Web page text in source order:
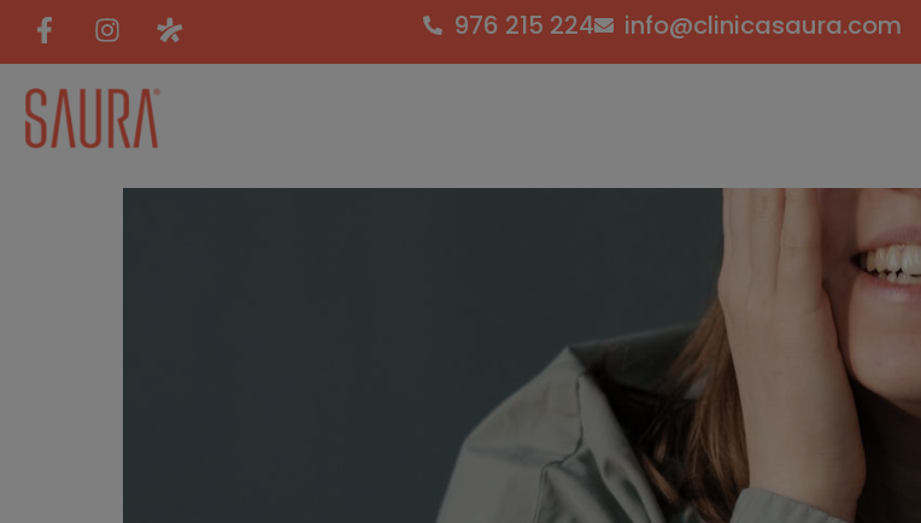
976 215 224 info@clinicasaura.com